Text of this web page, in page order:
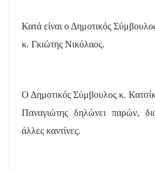
Κατά είναι ο Δημοτικός
κ. Γκιώτης Νικόλαος.
Ο Δημοτικός Σύμβουλος κ.
Παναγιώτης δηλώνει παρών,
άλλες καντίνες.